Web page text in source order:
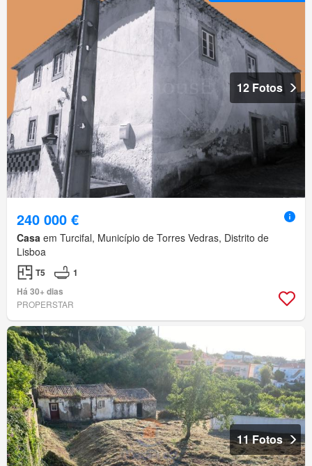
12 Fotos
240 000 €
Casa em Turcifal, Município de Torres Vedras, Distrito de
Lisboa
T5
1
Há 30+ dias
PROPERSTAR
11 Fotos